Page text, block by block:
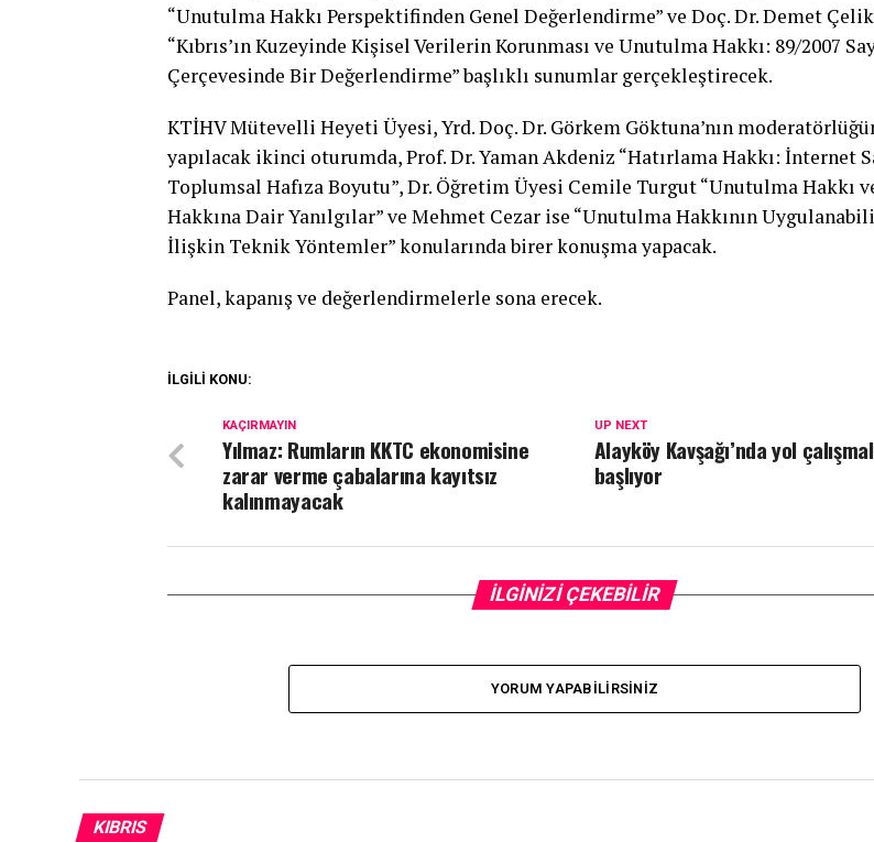
“Unutulma Hakkı Perspektifinden Genel Değerlendirme” ve Doç. Dr. Demet
“Kıbrıs’ın Kuzeyinde Kişisel Verilerin Korunması ve Unutulma Hakkı: 89/2007
Çerçevesinde Bir Değerlendirme” başlıklı sunumlar gerçekleştirecek.
KTİHV Mütevelli Heyeti Üyesi, Yrd. Doç. Dr. Görkem Göktuna’nın
yapılacak ikinci oturumda, Prof. Dr. Yaman Akdeniz “Hatırlama Hakkı: İnternet
Toplumsal Hafıza Boyutu”, Dr. Öğretim Üyesi Cemile Turgut “Unutulma Hakkı
Hakkına Dair Yanılgılar” ve Mehmet Cezar ise “Unutulma Hakkının
İlişkin Teknik Yöntemler” konularında birer konuşma yapacak.
Panel, kapanış ve değerlendirmelerle sona erecek.
İLGİLİ KONU:
UP NEXT
Alayköy Kavşağı’nda yol
başlıyor
KAÇIRMAYIN
Yılmaz: Rumların KKTC ekonomisine
zarar verme çabalarına kayıtsız
kalınmayacak
İLGİNİZİ ÇEKEBİLİR
YORUM YAPABILIRSINIZ
KIBRIS